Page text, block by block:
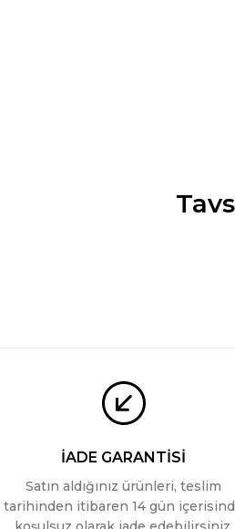
İADE GARANTİSİ
Satın aldığınız ürünleri, teslim
tarihinden itibaren 14 gün